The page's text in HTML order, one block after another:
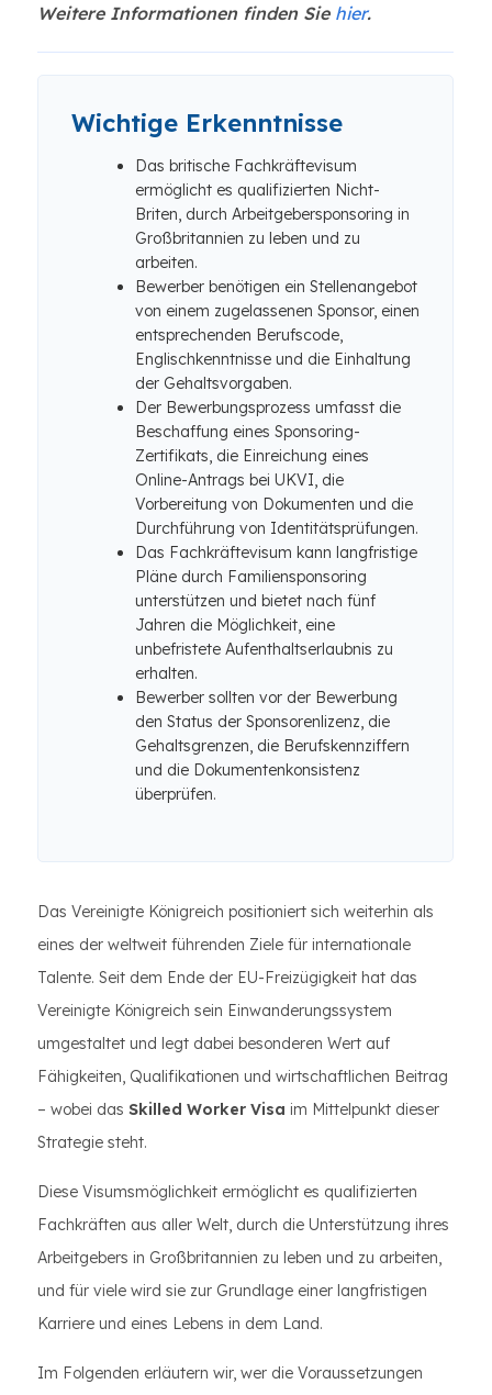
Weitere Informationen finden Sie hier.
Wichtige Erkenntnisse
Das britische Fachkräftevisum
ermöglicht es qualifizierten Nicht-
Briten, durch Arbeitgebersponsoring in
Großbritannien zu leben und zu
arbeiten.
Bewerber benötigen ein Stellenangebot
von einem zugelassenen Sponsor, einen
entsprechenden Berufscode,
Englischkenntnisse und die Einhaltung
der Gehaltsvorgaben.
Der Bewerbungsprozess umfasst die
Beschaffung eines Sponsoring-
Zertifikats, die Einreichung eines
Online-Antrags bei UKVI, die
Vorbereitung von Dokumenten und die
Durchführung von Identitätsprüfungen.
Das Fachkräftevisum kann langfristige
Pläne durch Familiensponsoring
unterstützen und bietet nach fünf
Jahren die Möglichkeit, eine
unbefristete Aufenthaltserlaubnis zu
erhalten.
Bewerber sollten vor der Bewerbung
den Status der Sponsorenlizenz, die
Gehaltsgrenzen, die Berufskennziffern
und die Dokumentenkonsistenz
überprüfen.
Das Vereinigte Königreich positioniert sich weiterhin als
eines der weltweit führenden Ziele für internationale
Talente. Seit dem Ende der EU-Freizügigkeit hat das
Vereinigte Königreich sein Einwanderungssystem
umgestaltet und legt dabei besonderen Wert auf
Fähigkeiten, Qualifikationen und wirtschaftlichen Beitrag
– wobei das Skilled Worker Visa im Mittelpunkt dieser
Strategie steht.
Diese Visumsmöglichkeit ermöglicht es qualifizierten
Fachkräften aus aller Welt, durch die Unterstützung ihres
Arbeitgebers in Großbritannien zu leben und zu arbeiten,
und für viele wird sie zur Grundlage einer langfristigen
Karriere und eines Lebens in dem Land.
Im Folgenden erläutern wir, wer die Voraussetzungen